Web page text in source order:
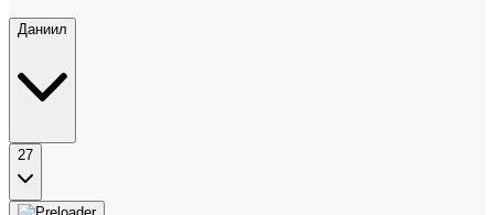
Даниил
27